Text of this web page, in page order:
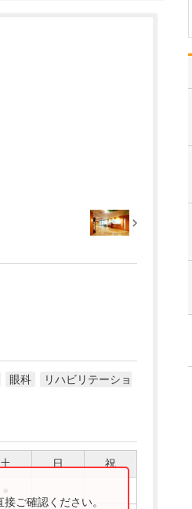
眼科
リハビリテーショ
土 日 祝
ご確認ください。